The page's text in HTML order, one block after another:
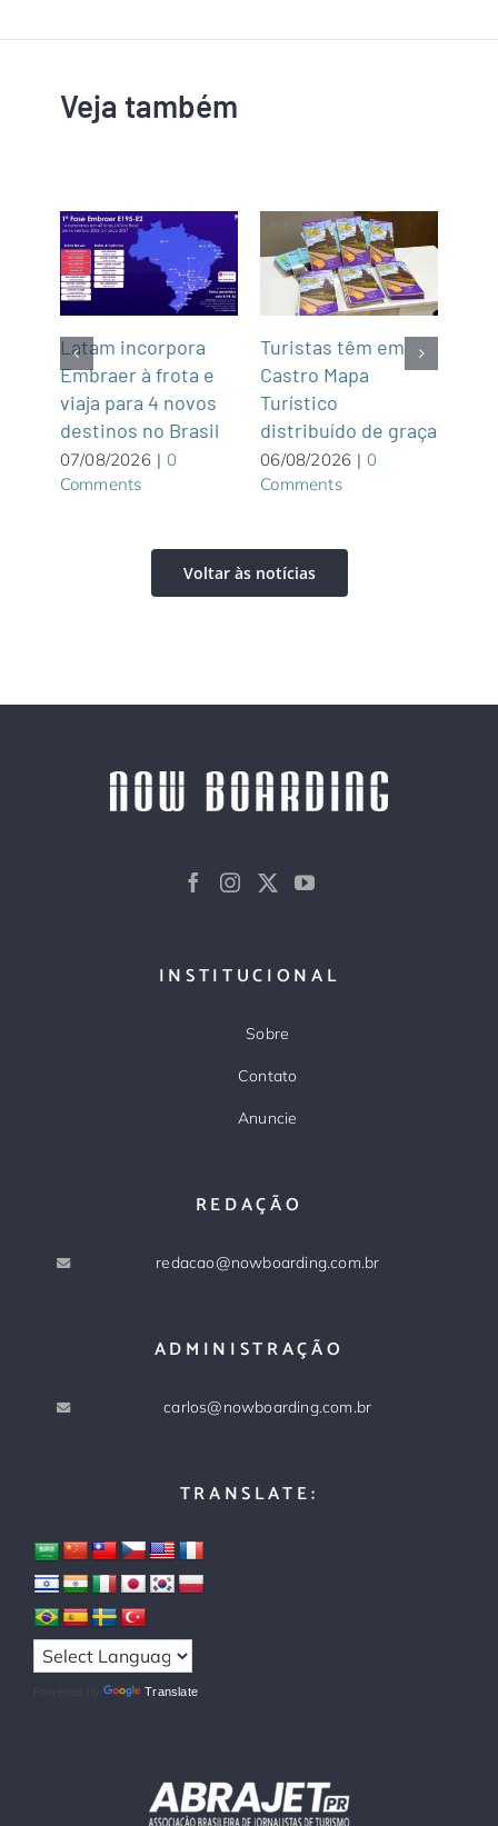
Veja também
Latam incorpora
Embraer à frota e
viaja para 4 novos
destinos no Brasil
07/08/2026 | 0
Comments
Turistas têm em
Castro Mapa
Turístico
distribuído de graça
06/08/2026 | 0
Comments
Voltar às notícias
INSTITUCIONAL
Sobre
Contato
Anuncie
REDAÇÃO
redacao@nowboarding.com.br
ADMINISTRAÇÃO
carlos@nowboarding.com.br
TRANSLATE:
Powered by Translate